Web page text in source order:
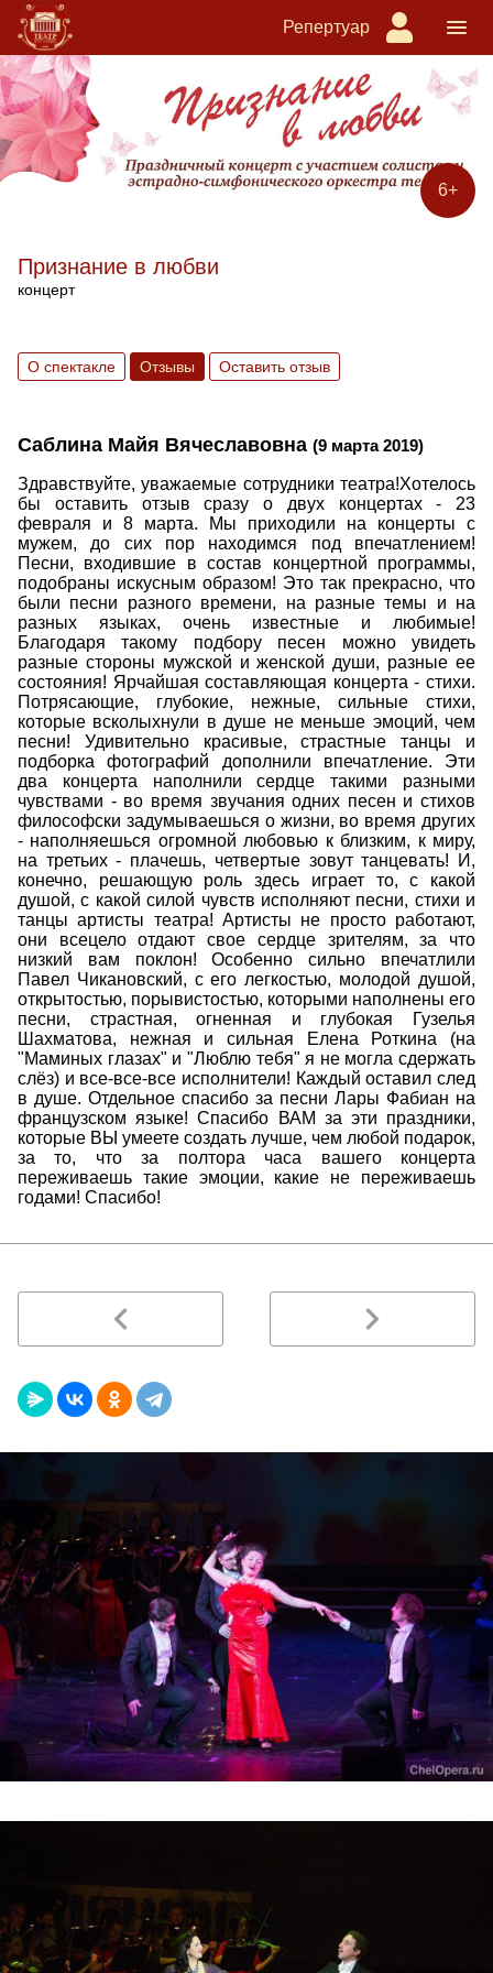
Репертуар
6+
Признание в любви
концерт
О спектакле Отзывы Оставить отзыв
Саблина Майя Вячеславовна (9 марта 2019)
Здравствуйте, уважаемые сотрудники театра!Хотелось
бы оставить отзыв сразу о двух концертах - 23
февраля и 8 марта. Мы приходили на концерты с
мужем, до сих пор находимся под впечатлением!
Песни, входившие в состав концертной программы,
подобраны искусным образом! Это так прекрасно, что
были песни разного времени, на разные темы и на
разных языках, очень известные и любимые!
Благодаря такому подбору песен можно увидеть
разные стороны мужской и женской души, разные ее
состояния! Ярчайшая составляющая концерта - стихи.
Потрясающие, глубокие, нежные, сильные стихи,
которые всколыхнули в душе не меньше эмоций, чем
песни! Удивительно красивые, страстные танцы и
подборка фотографий дополнили впечатление. Эти
два концерта наполнили сердце такими разными
чувствами - во время звучания одних песен и стихов
философски задумываешься о жизни, во время других
- наполняешься огромной любовью к близким, к миру,
на третьих - плачешь, четвертые зовут танцевать! И,
конечно, решающую роль здесь играет то, с какой
душой, с какой силой чувств исполняют песни, стихи и
танцы артисты театра! Артисты не просто работают,
они всецело отдают свое сердце зрителям, за что
низкий вам поклон! Особенно сильно впечатлили
Павел Чикановский, с его легкостью, молодой душой,
открытостью, порывистостью, которыми наполнены его
песни, страстная, огненная и глубокая Гузелья
Шахматова, нежная и сильная Елена Роткина (на
"Маминых глазах" и "Люблю тебя" я не могла сдержать
слёз) и все-все-все исполнители! Каждый оставил след
в душе. Отдельное спасибо за песни Лары Фабиан на
французском языке! Спасибо ВАМ за эти праздники,
которые ВЫ умеете создать лучше, чем любой подарок,
за то, что за полтора часа вашего концерта
переживаешь такие эмоции, какие не переживаешь
годами! Спасибо!
navigate_before navigate_next